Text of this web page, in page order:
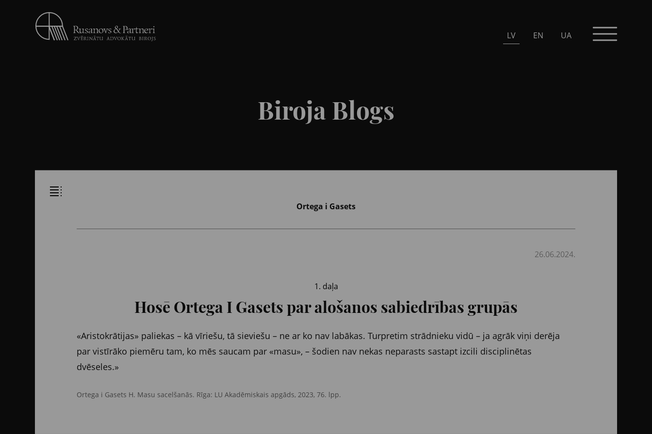
LV EN UA
Biroja Blogs
Ortega i Gasets
26.06.2024.
1. daļa
Hosē Ortega I Gasets par alošanos sabiedrības grupās
«Aristokrātijas» paliekas – kā vīriešu, tā sieviešu – ne ar ko nav labākas. Turpretim strādnieku vidū – ja agrāk viņi derēja
par vistīrāko piemēru tam, ko mēs saucam par «masu», – šodien nav nekas neparasts sastapt izcili disciplinētas
dvēseles.»
Ortega i Gasets H. Masu sacelšanās. Rīga: LU Akadēmiskais apgāds, 2023, 76. lpp.